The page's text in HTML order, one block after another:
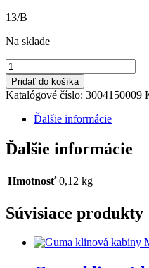
13/B
Na sklade
množstvo
Kryt
zadného
svetla
FUMO
Pridať do košíka
Katalógové číslo: 3004150009
Ďalšie informácie
Ďalšie informácie
Hmotnosť 0,12 kg
Súvisiace produkty